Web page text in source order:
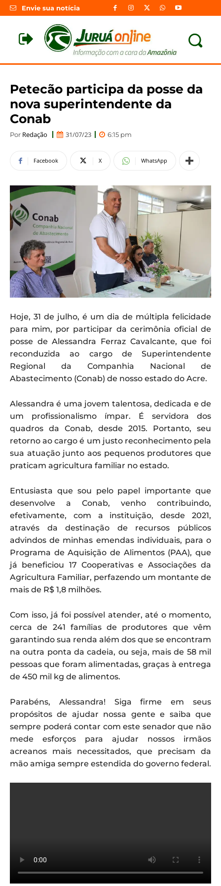
Envie sua notícia
Petecão participa da posse da
nova superintendente da
Conab
Por Redação 31/07/23 6:15 pm
Facebook X WhatsApp
Hoje, 31 de julho, é um dia de múltipla felicidade
para mim, por participar da cerimônia oficial de
posse de Alessandra Ferraz Cavalcante, que foi
reconduzida ao cargo de Superintendente
Regional da Companhia Nacional de
Abastecimento (Conab) de nosso estado do Acre.
Alessandra é uma jovem talentosa, dedicada e de
um profissionalismo ímpar. É servidora dos
quadros da Conab, desde 2015. Portanto, seu
retorno ao cargo é um justo reconhecimento pela
sua atuação junto aos pequenos produtores que
praticam agricultura familiar no estado.
Entusiasta que sou pelo papel importante que
desenvolve a Conab, venho contribuindo,
efetivamente, com a instituição, desde 2021,
através da destinação de recursos públicos
advindos de minhas emendas individuais, para o
Programa de Aquisição de Alimentos (PAA), que
já beneficiou 17 Cooperativas e Associações da
Agricultura Familiar, perfazendo um montante de
mais de R$ 1,8 milhões.
Com isso, já foi possível atender, até o momento,
cerca de 241 famílias de produtores que vêm
garantindo sua renda além dos que se encontram
na outra ponta da cadeia, ou seja, mais de 58 mil
pessoas que foram alimentadas, graças à entrega
de 450 mil kg de alimentos.
Parabéns, Alessandra! Siga firme em seus
propósitos de ajudar nossa gente e saiba que
sempre poderá contar com este senador que não
mede esforços para ajudar nossos irmãos
acreanos mais necessitados, que precisam da
mão amiga sempre estendida do governo federal.